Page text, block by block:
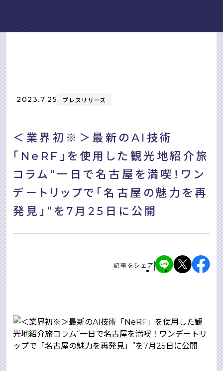
2023.7.25 プレスリリース
＜業界初※＞最新のAI技術
「NeRF」を使用した観光地紹介旅
コラム“一日で名古屋を満喫！ワン
デートリップで「名古屋の魅力を再
発見」”を7月25日に公開
記事をシェア